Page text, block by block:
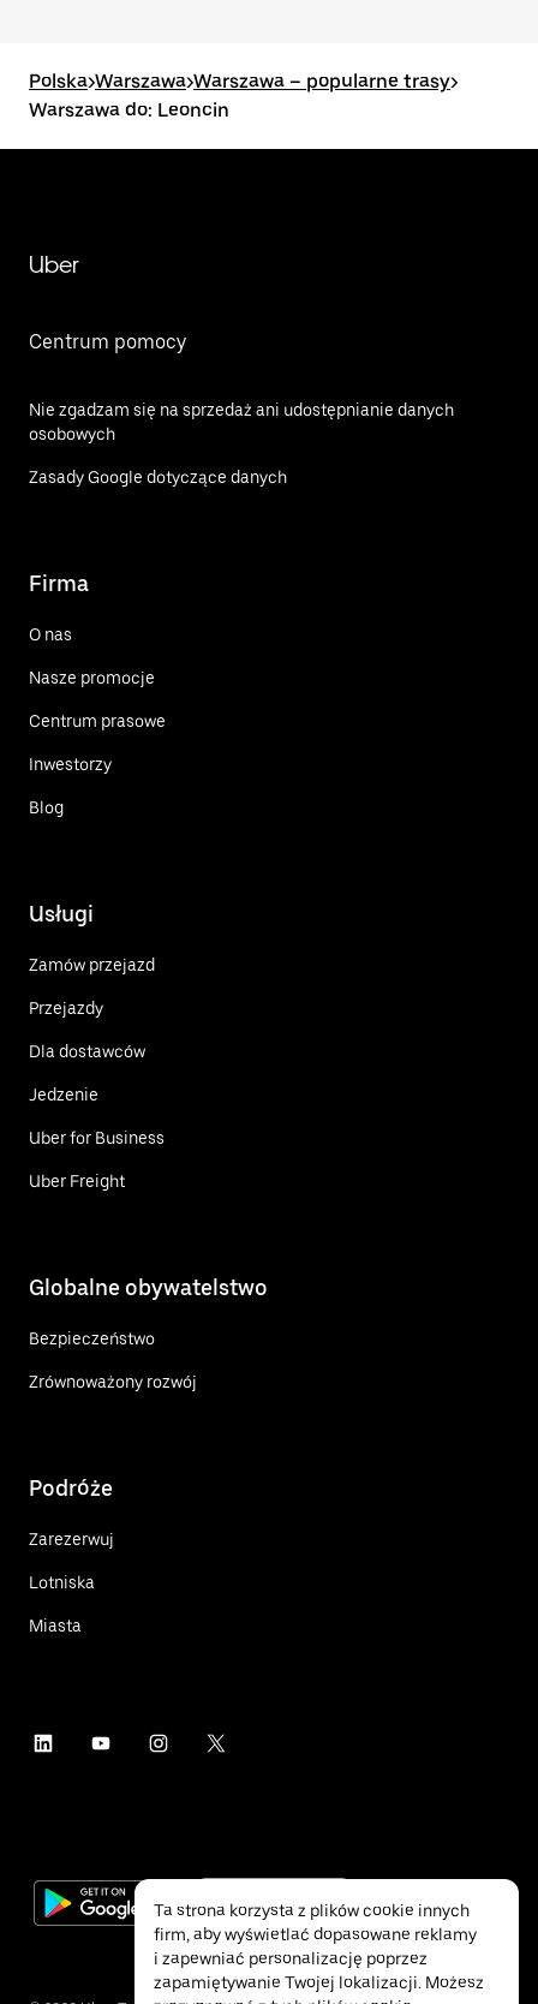
Polska>Warszawa>Warszawa – popularne trasy>
Warszawa do: Leoncin
Uber
Centrum pomocy
Nie zgadzam się na sprzedaż ani udostępnianie danych
osobowych
Zasady Google dotyczące danych
Firma
O nas
Nasze promocje
Centrum prasowe
Inwestorzy
Blog
Usługi
Zamów przejazd
Przejazdy
Dla dostawców
Jedzenie
Uber for Business
Uber Freight
Globalne obywatelstwo
Bezpieczeństwo
Zrównoważony rozwój
Podróże
Zarezerwuj
Lotniska
Miasta
Ta strona korzysta z plików cookie innych
firm, aby wyświetlać dopasowane reklamy
i zapewniać personalizację poprzez
zapamiętywanie Twojej lokalizacji. Możesz